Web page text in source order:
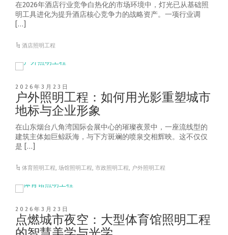
在2026年酒店行业竞争白热化的市场环境中，灯光已从基础照
明工具进化为提升酒店核心竞争力的战略资产。一项行业调
[…]
酒店照明工程
2026年3月23日
户外照明工程：如何用光影重塑城市
地标与企业形象
在山东烟台八角湾国际会展中心的璀璨夜景中，一座流线型的
建筑主体如巨鲸跃海，与下方斑斓的喷泉交相辉映。这不仅仅
是 […]
体育照明工程,场馆照明工程,市政照明工程, 户外照明工程
2026年3月23日
点燃城市夜空：大型体育馆照明工程